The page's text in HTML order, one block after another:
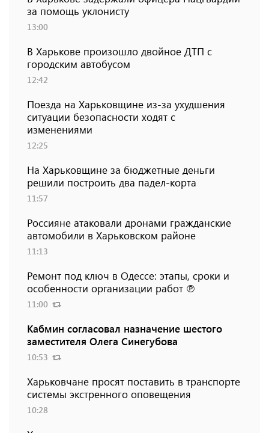
за помощь уклонисту
13:00
В Харькове произошло двойное ДТП с
городским автобусом
12:42
Поезда на Харьковщине из-за ухудшения
ситуации безопасности ходят с
изменениями
12:25
На Харьковщине за бюджетные деньги
решили построить два падел-корта
11:57
Россияне атаковали дронами гражданские
автомобили в Харьковском районе
11:13
Ремонт под ключ в Одессе: этапы, сроки и
особенности организации работ ℗
11:00
Кабмин согласовал назначение шестого
заместителя Олега Синегубова
10:53
Харьковчане просят поставить в транспорте
системы экстренного оповещения
10:28